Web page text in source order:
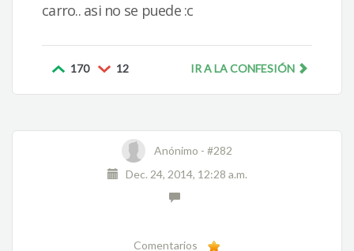
carro.. asi no se puede :c
170 12 IR A LA CONFESIÓN
Anónimo - #282
Dec. 24, 2014, 12:28 a.m.
Comentarios